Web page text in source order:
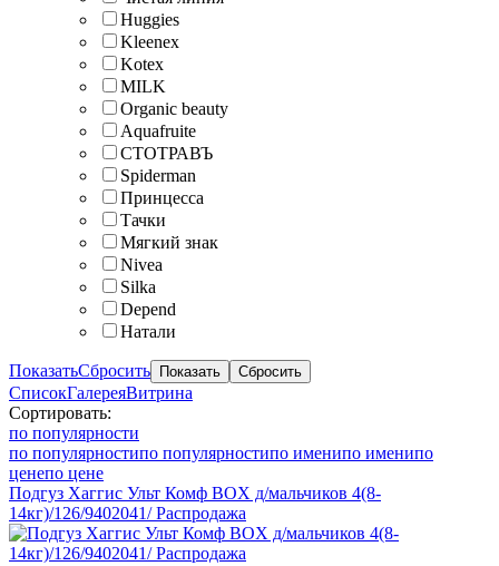
Huggies
Kleenex
Kotex
MILK
Organic beauty
Aquafruite
СТОТРАВЪ
Spiderman
Принцесса
Тачки
Мягкий знак
Nivea
Silka
Depend
Натали
ПоказатьСбросить
СписокГалереяВитрина
Сортировать:
по популярности
по популярностипо популярностипо именипо именипо
ценепо цене
Подгуз Хаггис Ульт Комф BOX д/мальчиков 4(8-
14кг)/126/9402041/ Распродажа